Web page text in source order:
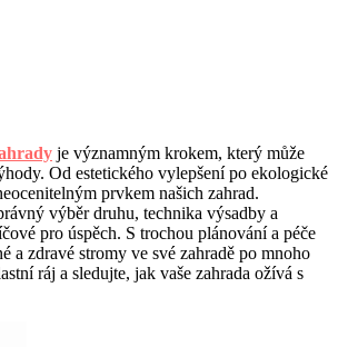
je významným krokem, který může
Od estetického vylepšení po ekologické
prvkem našich zahrad.
výběr druhu, technika výsadby a
pro úspěch. S trochou plánování a péče
a zdravé stromy ve své zahradě po mnoho
ráj a sledujte, jak vaše zahrada ožívá s